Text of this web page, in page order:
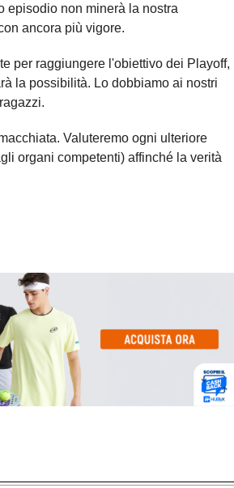
episodio non minerà la nostra
ancora più vigore.
per raggiungere l'obiettivo dei Playoff,
la possibilità. Lo dobbiamo ai nostri
Valuteremo ogni ulteriore
organi competenti) affinché la verità